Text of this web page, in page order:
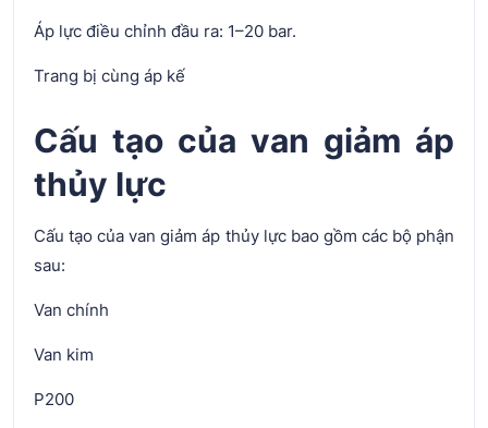
Áp lực điều chỉnh đầu ra: 1–20 bar.
Trang bị cùng áp kế
Cấu tạo của van giảm áp
thủy lực
Cấu tạo của van giảm áp thủy lực bao gồm các bộ phận
sau:
Van chính
Van kim
P200